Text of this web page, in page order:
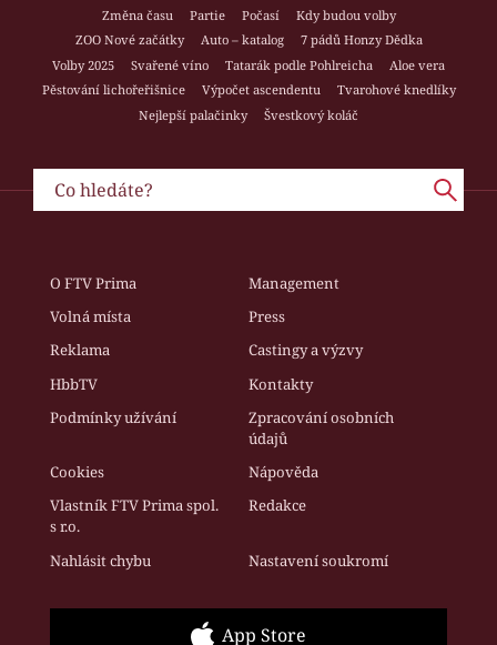
Změna času
Partie Počasí
Kdy budou volby
ZOO Nové začátky
Auto – katalog
7 pádů Honzy Dědka
Volby 2025
Svařené víno Tatarák podle Pohlreicha
Aloe vera
Pěstování lichořeřišnice
Výpočet ascendentu
Tvarohové knedlíky
Nejlepší palačinky
Švestkový koláč
O FTV Prima
Management
Volná místa
Press
Reklama
Castingy a výzvy
HbbTV
Kontakty
Podmínky užívání
Zpracování osobních
údajů
Cookies
Nápověda
Vlastník FTV Prima spol.
s r.o.
Redakce
Nahlásit chybu Nastavení soukromí
App Store